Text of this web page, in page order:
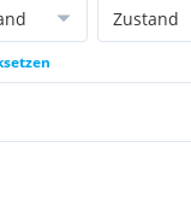
Zustand